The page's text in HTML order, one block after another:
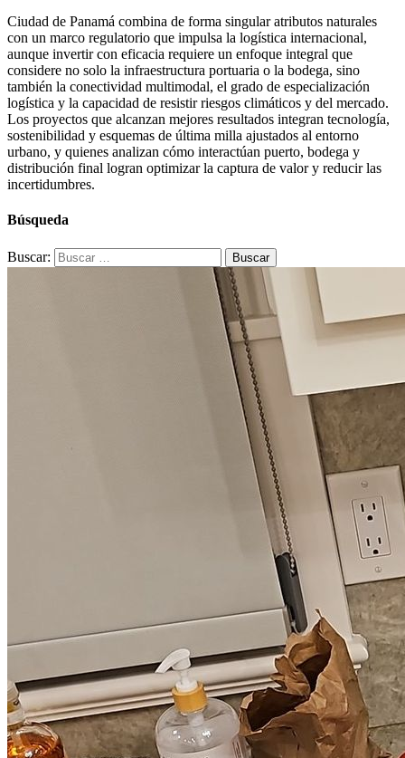
Ciudad de Panamá combina de forma singular atributos naturales
con un marco regulatorio que impulsa la logística internacional,
aunque invertir con eficacia requiere un enfoque integral que
considere no solo la infraestructura portuaria o la bodega, sino
también la conectividad multimodal, el grado de especialización
logística y la capacidad de resistir riesgos climáticos y del mercado.
Los proyectos que alcanzan mejores resultados integran tecnología,
sostenibilidad y esquemas de última milla ajustados al entorno
urbano, y quienes analizan cómo interactúan puerto, bodega y
distribución final logran optimizar la captura de valor y reducir las
incertidumbres.
Búsqueda
Buscar: